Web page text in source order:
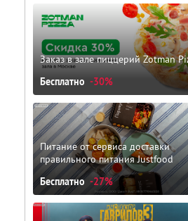
Заказ в зале пиццерий Zotman
Бесплатно -30%
Питание от сервиса доставки
правильного питания Justfood
Бесплатно -27%